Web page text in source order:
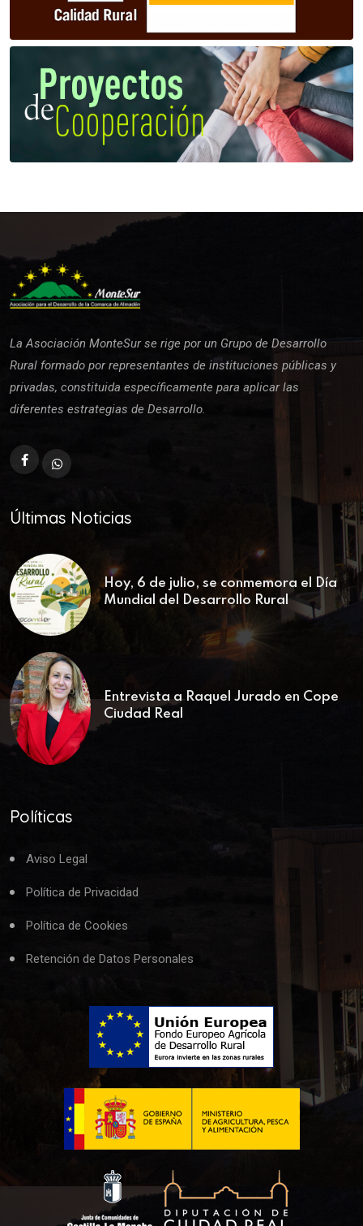
La Asociación MonteSur se rige por un Grupo de Desarrollo
Rural formado por representantes de instituciones públicas y
privadas, constituida específicamente para aplicar las
diferentes estrategias de Desarrollo.
Últimas Noticias
Hoy, 6 de julio, se conmemora el Día
Mundial del Desarrollo Rural
Entrevista a Raquel Jurado en Cope
Ciudad Real
Políticas
Aviso Legal
Política de Privacidad
Política de Cookies
Retención de Datos Personales